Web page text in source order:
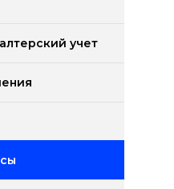
учет